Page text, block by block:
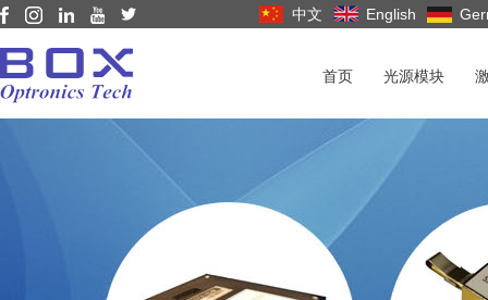
English
中文
首页 光源模块